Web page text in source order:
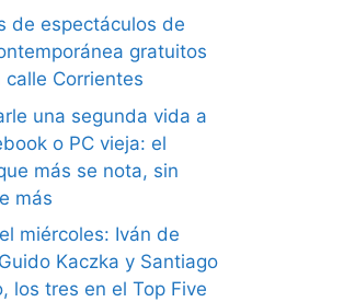
de espectáculos de
gratuitos
calle Corrientes
una segunda vida a
o PC vieja: el
más se nota, sin
más
miércoles: Iván de
Kaczka y Santiago
los tres en el Top Five